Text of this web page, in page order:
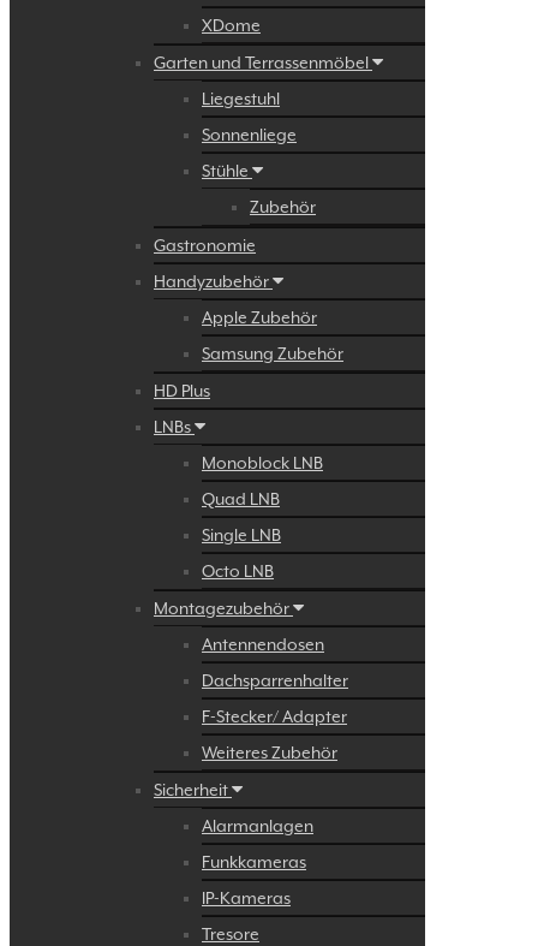
XDome
Garten und Terrassenmöbel
Liegestuhl
Sonnenliege
Stühle
Zubehör
Gastronomie
Handyzubehör
Apple Zubehör
Samsung Zubehör
HD Plus
LNBs
Monoblock LNB
Quad LNB
Single LNB
Octo LNB
Montagezubehör
Antennendosen
Dachsparrenhalter
F-Stecker/ Adapter
Weiteres Zubehör
Sicherheit
Alarmanlagen
Funkkameras
IP-Kameras
Tresore